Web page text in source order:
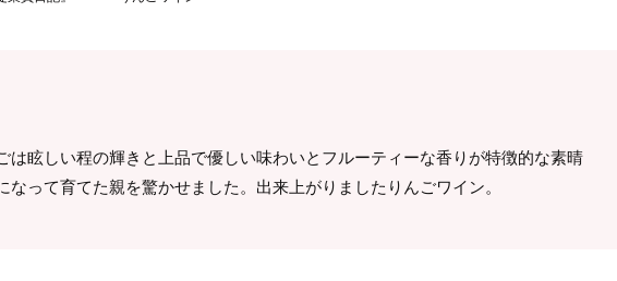
は眩しい程の輝きと上品で優しい味わいとフルーティーな香りが特徴的な素晴
なって育てた親を驚かせました。出来上がりましたりんごワイン。